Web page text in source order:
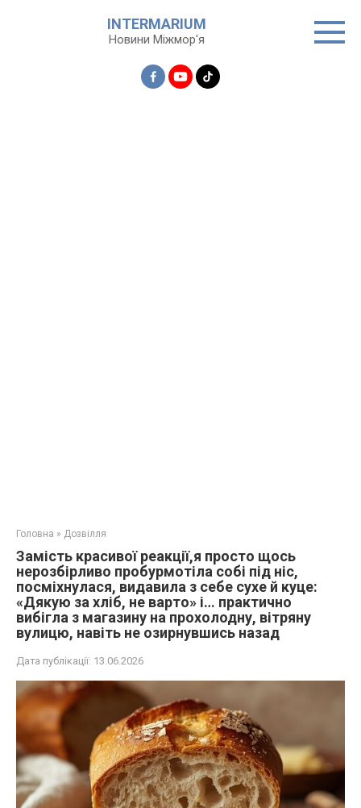
INTERMARIUM
Новини Міжмор'я
Головна » Дозвілля
Замість красивої реакції,я просто щось
нерозбірливо пробурмотіла собі під ніс,
посміхнулася, видавила з себе сухе й куце:
«Дякую за хліб, не варто» і… практично
вибігла з магазину на прохолодну, вітряну
вулицю, навіть не озирнувшись назад
Дата публікації: 13.06.2026